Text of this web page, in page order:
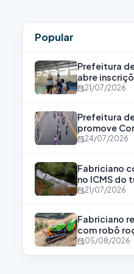
Popular
Prefeitura
abre
Bolsa Atleta
21/07/2026
Prefeitura
promove
para
24/07/2026
Fabriciano
no ICMS do
consecutivo
21/07/2026
Fabriciano
com robô
tecnologia
05/08/2026